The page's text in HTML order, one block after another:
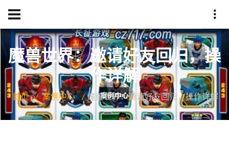
魔兽世界：邀请好友回归，操
作详解
首页 案例中心 魔兽世界：邀请好友回归，操作详解